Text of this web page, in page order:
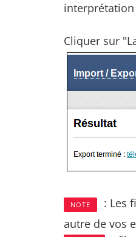
interprétation
Cliquer sur
NOTE
: Les
autre de vos